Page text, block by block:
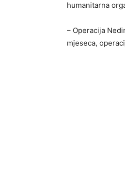
humanitarna
– Operacija
mjeseca,